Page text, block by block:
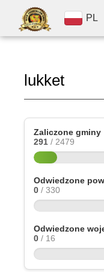
PL
lukket
Zaliczone gminy
291 / 2479
Odwiedzone
0 / 330
Odwiedzone
0 / 16